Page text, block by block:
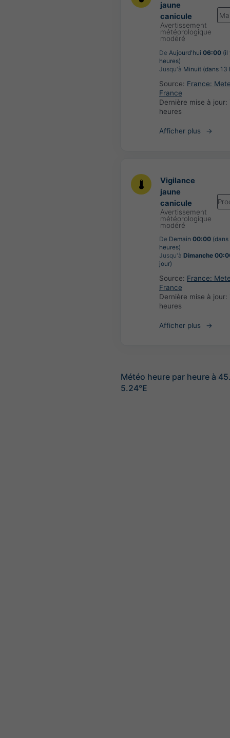
jaune
canicule
Avertissement
météorologique
modéré
De Aujourd'hui 06:00 (il
heures)
Jusqu'à Minuit (dans 13
Source: France:
France
Dernière mise à jour:
heures
Afficher plus
Vigilance
jaune
canicule
Avertissement
météorologique
modéré
De Demain 00:00 (dans
heures)
Jusqu'à Dimanche
jour)
Source: France:
France
Dernière mise à jour:
heures
Afficher plus
Météo heure par heure à
5.24°E